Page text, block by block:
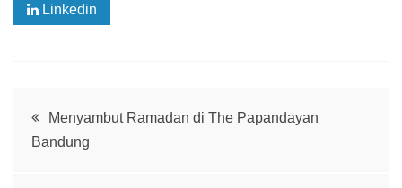
Linkedin
Post
navigation
Menyambut Ramadan di The Papandayan
Bandung